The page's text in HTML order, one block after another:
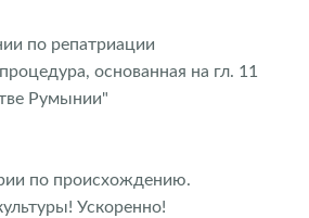
по репатриации
основанная на гл. 11
Румынии"
по происхождению.
Ускоренно!